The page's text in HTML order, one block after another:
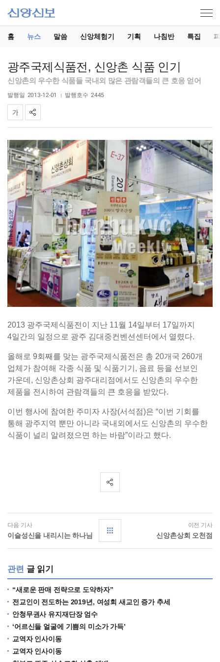
홈 뉴스 말씀 신앙체험기 기획 나침반 특집
광주국제식품전, 신앙촌 식품 인기
신앙촌의 우수한 식품들 국내외 많은 관람객들의 큰 호응 얻어
발행일 2013-12-01 발행호수 2445
2013 광주국제식품전이 지난 11월 14일부터 17일까지
4일간의 일정으로 광주 김대중컨벤션센터에서 열렸다.
올해로 9회째를 맞는 광주국제식품전은 총 20개국 260개
업체가 참여해 각종 식품 및 식품기기, 음료 등을 선보인
가운데, 신앙촌상회 광주대리점에서도 신앙촌의 우수한
제품을 전시하여 관람객들의 큰 호응을 받았다.
이번 행사에 참여한 주미자 사장(서석점)은 “이번 기회를
통해 광주지역 뿐만 아니라 국내외에서도 신앙촌의 우수한
식품이 널리 알려졌으면 하는 바람”이라고 했다.
다음 기사
이슬성신을 내리시는 하나님
이전 기사
신앙촌상회 오천점
관련 글 읽기
“새로운 판매 전략으로 도약하자”
전교인이 전도하는 2019년, 여성회 새교인 증가 추세
안청무권사 유지재단장 엄수
‘어르신들 얼굴에 기쁨의 미소가 가득’
교역자 인사이동
교역자 인사이동